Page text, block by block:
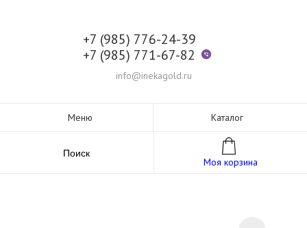
+7 (985) 776-24-39
+7 (985) 771-67-82
info@inekagold.ru
Меню Каталог
Поиск
Моя корзина